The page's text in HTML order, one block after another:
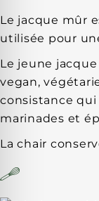
Le jacque mûr
utilisée pour
Le jeune
vegan,
consistance
marinades et
La chair